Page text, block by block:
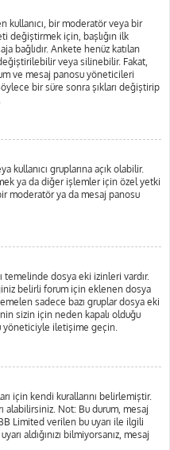
bir moderatör veya bir
değiştirmek için, başlığın ilk
bağlıdır. Ankete henüz katılan
değiştirilebilir veya silinebilir. Fakat,
ve mesaj panosu yöneticileri
bir süre sonra şıkları değiştirip
kullanıcı gruplarına açık olabilir.
ya da diğer işlemler için özel yetki
moderatör ya da mesaj panosu
temelinde dosya eki izinleri vardır.
belirli forum için eklenen dosya
sadece bazı gruplar dosya eki
sizin için neden kapalı olduğu
yöneticiyle iletişime geçin.
için kendi kurallarını belirlemiştir.
alabilirsiniz. Not: Bu durum, mesaj
Limited verilen bu uyarı ile ilgili
aldığınızı bilmiyorsanız, mesaj